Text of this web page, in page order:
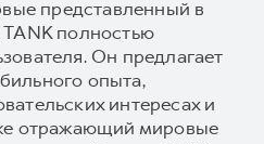
представленный в
TANK полностью
Он предлагает
опыта,
интересах и
отражающий мировые